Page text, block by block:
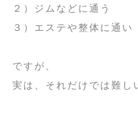
２）ジムなどに通う
３）エステや整体に通い
ですが、
実は、それだけでは難し